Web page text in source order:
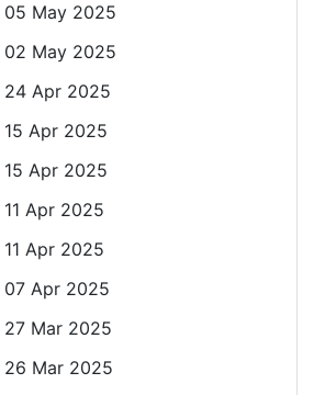
05 May 2025
02 May 2025
24 Apr 2025
15 Apr 2025
15 Apr 2025
11 Apr 2025
11 Apr 2025
07 Apr 2025
27 Mar 2025
26 Mar 2025